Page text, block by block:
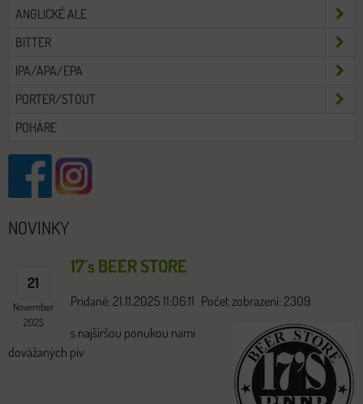
ANGLICKÉ ALE
BITTER
IPA/APA/EPA
PORTER/STOUT
POHÁRE
NOVINKY
21
November
2025
17´s BEER STORE
Pridané: 21.11.2025 11:06:11 Počet zobrazení: 2309
s najširšou ponukou nami
dovážaných pív